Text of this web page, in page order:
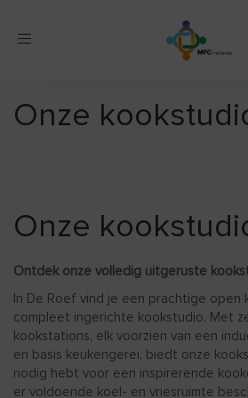
Toggle
Onze
Onze
Ontdek onze volledig uitgeruste
In De Roef vind je een prachtige open
compleet ingerichte kookstudio. Met
kookstations, elk voorzien van een
en basis keukengerei, biedt onze
nodig hebt voor een inspirerende
er voldoende koel- en vriesruimte